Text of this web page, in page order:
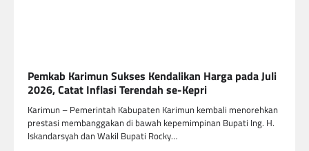
Pemkab Karimun Sukses Kendalikan Harga pada Juli
2026, Catat Inflasi Terendah se-Kepri
Karimun – Pemerintah Kabupaten Karimun kembali menorehkan
prestasi membanggakan di bawah kepemimpinan Bupati Ing. H.
Iskandarsyah dan Wakil Bupati Rocky…